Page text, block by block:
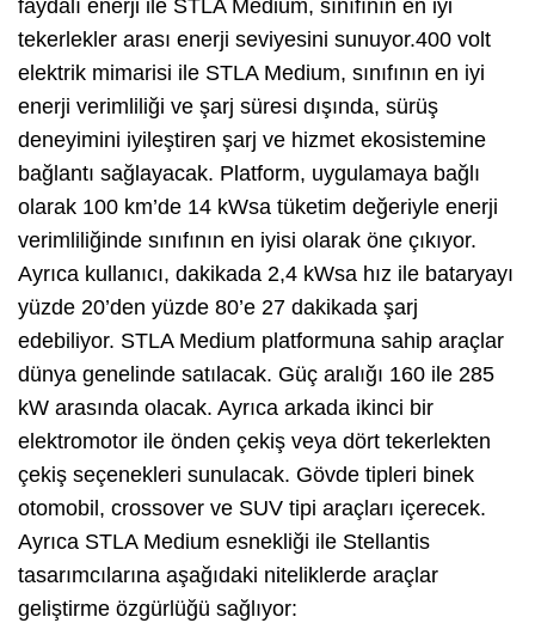
faydalı enerji ile STLA Medium, sınıfının en iyi
tekerlekler arası enerji seviyesini sunuyor.400 volt
elektrik mimarisi ile STLA Medium, sınıfının en iyi
enerji verimliliği ve şarj süresi dışında, sürüş
deneyimini iyileştiren şarj ve hizmet ekosistemine
bağlantı sağlayacak. Platform, uygulamaya bağlı
olarak 100 km’de 14 kWsa tüketim değeriyle enerji
verimliliğinde sınıfının en iyisi olarak öne çıkıyor.
Ayrıca kullanıcı, dakikada 2,4 kWsa hız ile bataryayı
yüzde 20’den yüzde 80’e 27 dakikada şarj
edebiliyor. STLA Medium platformuna sahip araçlar
dünya genelinde satılacak. Güç aralığı 160 ile 285
kW arasında olacak. Ayrıca arkada ikinci bir
elektromotor ile önden çekiş veya dört tekerlekten
çekiş seçenekleri sunulacak. Gövde tipleri binek
otomobil, crossover ve SUV tipi araçları içerecek.
Ayrıca STLA Medium esnekliği ile Stellantis
tasarımcılarına aşağıdaki niteliklerde araçlar
geliştirme özgürlüğü sağlıyor: